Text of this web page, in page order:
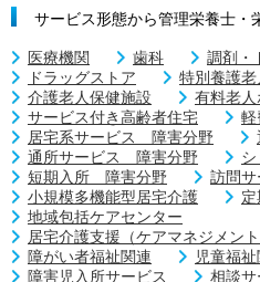
サービス形態から管理栄養士・
医療機関 歯科
調剤・
ドラッグストア
特別養護老
介護老人保健施設
有料老人
サービス付き高齢者住宅
軽
居宅系サービス 障害分野
通所サービス 障害分野
シ
短期入所 障害分野
訪問サ
小規模多機能型居宅介護
地域包括ケアセンター
居宅介護支援（ケアマネジメント
障がい者福祉関連
児童福祉
障害児入所サービス
相談サ